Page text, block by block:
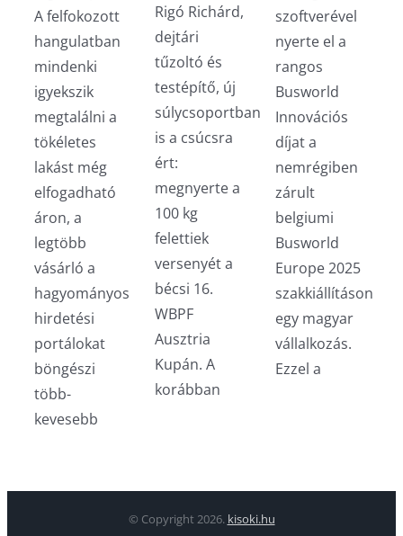
A felfokozott
hangulatban
mindenki
igyekszik
megtalálni a
tökéletes
lakást még
elfogadható
áron, a
legtöbb
vásárló a
hagyományos
hirdetési
portálokat
böngészi
több-
kevesebb
Rigó Richárd,
dejtári
tűzoltó és
testépítő, új
súlycsoportban
is a csúcsra
ért:
megnyerte a
100 kg
felettiek
versenyét a
bécsi 16.
WBPF
Ausztria
Kupán. A
korábban
szoftverével
nyerte el a
rangos
Busworld
Innovációs
díjat a
nemrégiben
zárult
belgiumi
Busworld
Europe 2025
szakkiállításon
egy magyar
vállalkozás.
Ezzel a
© Copyright 2026. kisoki.hu